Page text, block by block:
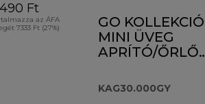
Ft
az ÁFA
7333 Ft (27%)
GO KOLLEKCIÓ
MINI ÜVEG
APRÍTÓ/ŐRLŐ
KAG30.000GY